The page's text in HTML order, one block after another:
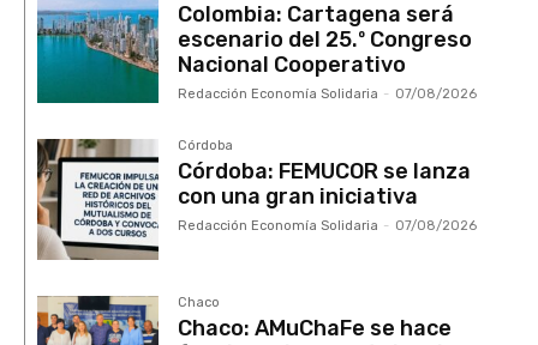
Colombia: Cartagena será
escenario del 25.º Congreso
Nacional Cooperativo
Redacción Economía Solidaria - 07/08/2026
Córdoba
Córdoba: FEMUCOR se lanza
con una gran iniciativa
Redacción Economía Solidaria - 07/08/2026
Chaco
Chaco: AMuChaFe se hace